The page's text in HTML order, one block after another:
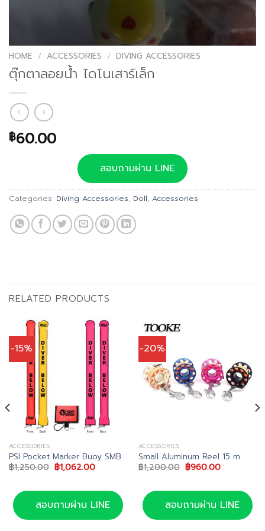
HOME / ACCESSORIES / DIVING ACCESSORIES
ตุ๊กตาลอยน้ำ ไดโนเสาร์เล็ก
฿60.00
สอบถามผ่าน LINE
Categories: Diving Accessories, Doll, Accessories
RELATED PRODUCTS
-15%
ACCESSORIES
PSI Pocket Marker Buoy SMB
฿1,250.00 Original
price
฿1,250.00.
฿1,062.00Current
฿1,062.00.
สอบถามผ่าน LINE
-20%
ACCESSORIES
Small Aluminum Reel 15 m
฿1,200.00 Original
price
฿1,200.00.
฿960.00Current
฿960.00.
สอบถามผ่าน LINE